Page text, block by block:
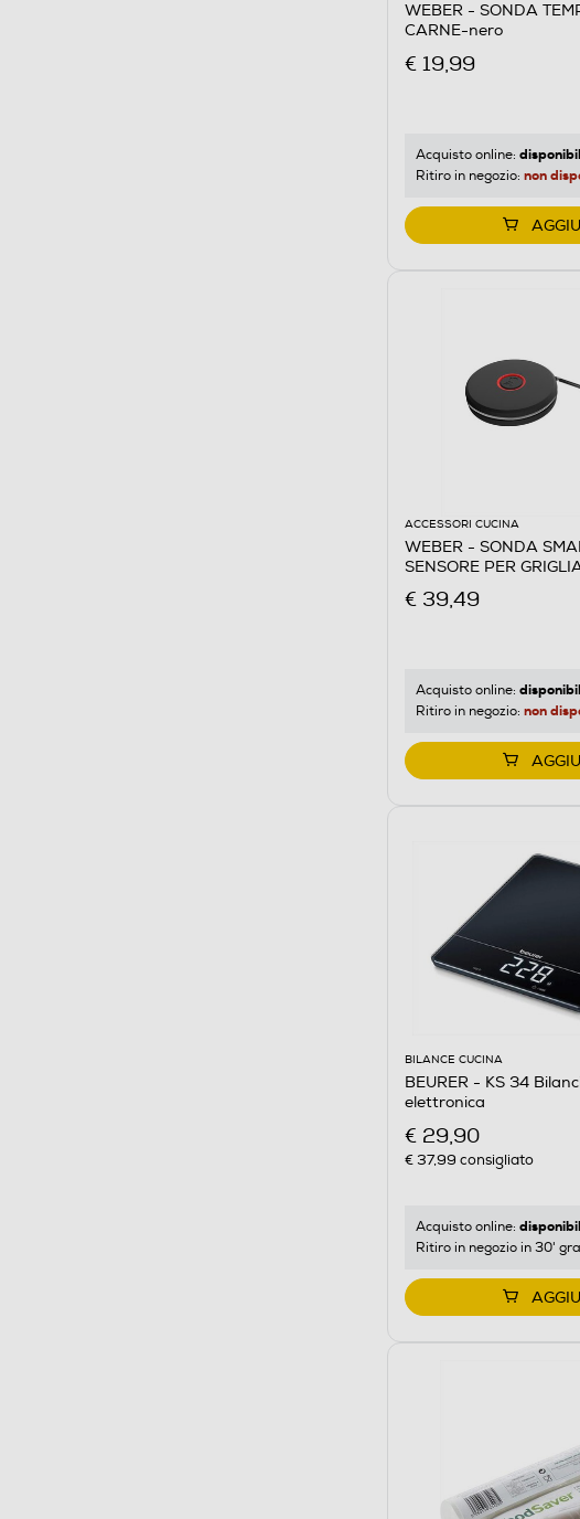
WEBER - SONDA
CARNE-nero
€ 19,99
Acquisto online:
Ritiro in negozio: non
ACCESSORI CUCINA
WEBER - SONDA
SENSORE PER
€ 39,49
Acquisto online:
Ritiro in negozio: non
BILANCE CUCINA
BEURER - KS 34 Bilancia da cucina
elettronica
€ 29,90
€ 37,99 consigliato
Acquisto online:
Ritiro in negozio in 30'